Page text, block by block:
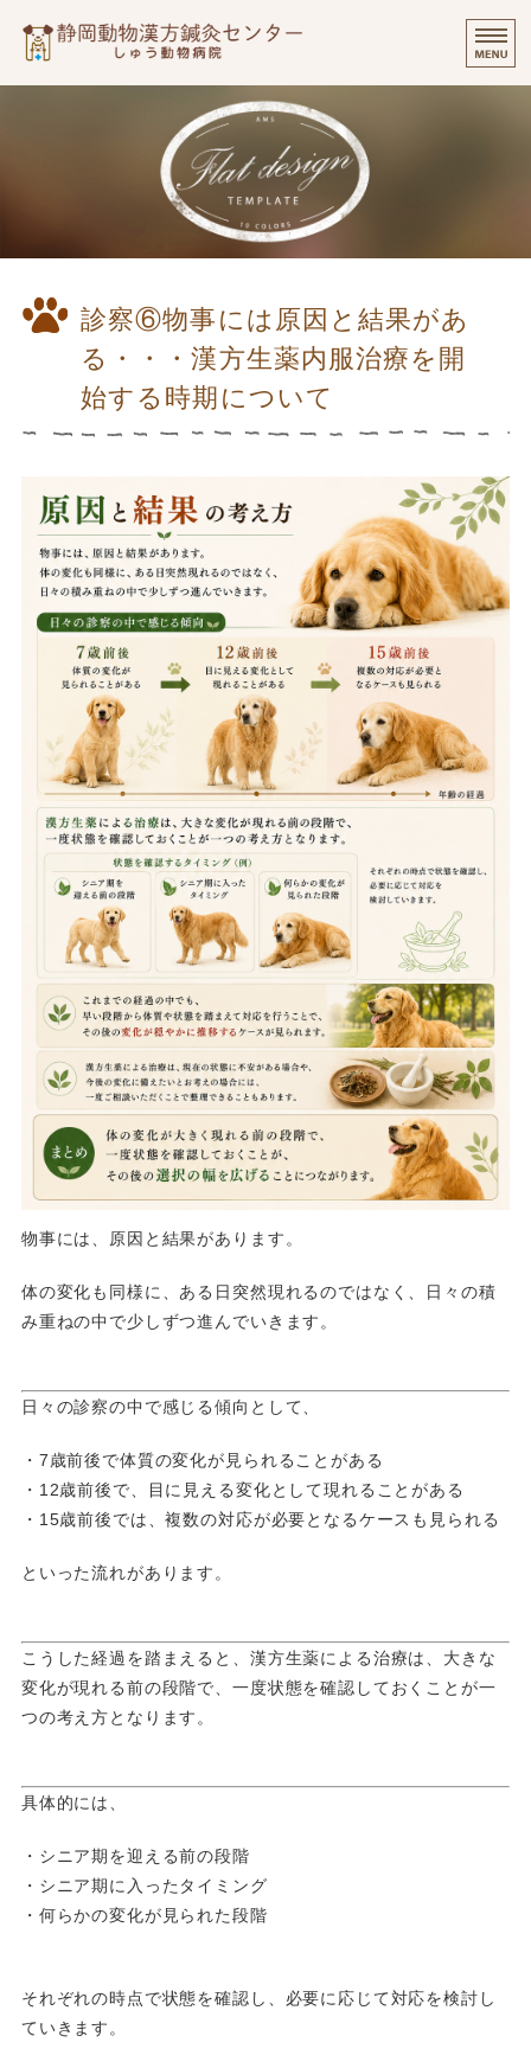
診療実績・飼い主様のご感想
オンラインでのご相談
診察⑥物事には原因と結果があ
る・・・漢方生薬内服治療を開
始する時期について
物事には、原因と結果があります。
体の変化も同様に、ある日突然現れるのではなく、日々の積
み重ねの中で少しずつ進んでいきます。
日々の診察の中で感じる傾向として、
・7歳前後で体質の変化が見られることがある
・12歳前後で、目に見える変化として現れることがある
・15歳前後では、複数の対応が必要となるケースも見られる
といった流れがあります。
こうした経過を踏まえると、漢方生薬による治療は、大きな
変化が現れる前の段階で、一度状態を確認しておくことが一
つの考え方となります。
具体的には、
・シニア期を迎える前の段階
・シニア期に入ったタイミング
・何らかの変化が見られた段階
それぞれの時点で状態を確認し、必要に応じて対応を検討し
ていきます。